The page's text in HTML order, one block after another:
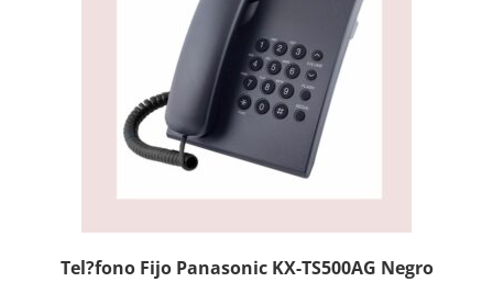
Tel?fono Fijo Panasonic KX-TS500AG Negro